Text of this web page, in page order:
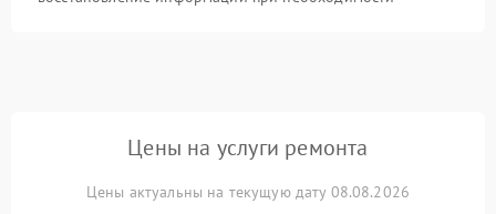
Цены на услуги ремонта
Цены актуальны на текущую дату 08.08.2026